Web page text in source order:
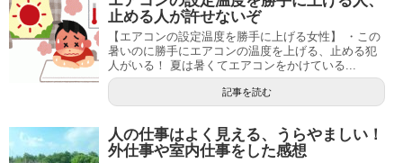
止める人が許せないぞ
【エアコンの設定温度を勝手に上げる女性】 ・この
暑いのに勝手にエアコンの温度を上げる、止める犯
人がいる！ 夏は暑くてエアコンをかけている...
記事を読む
人の仕事はよく見える、うらやましい！
外仕事や室内仕事をした感想